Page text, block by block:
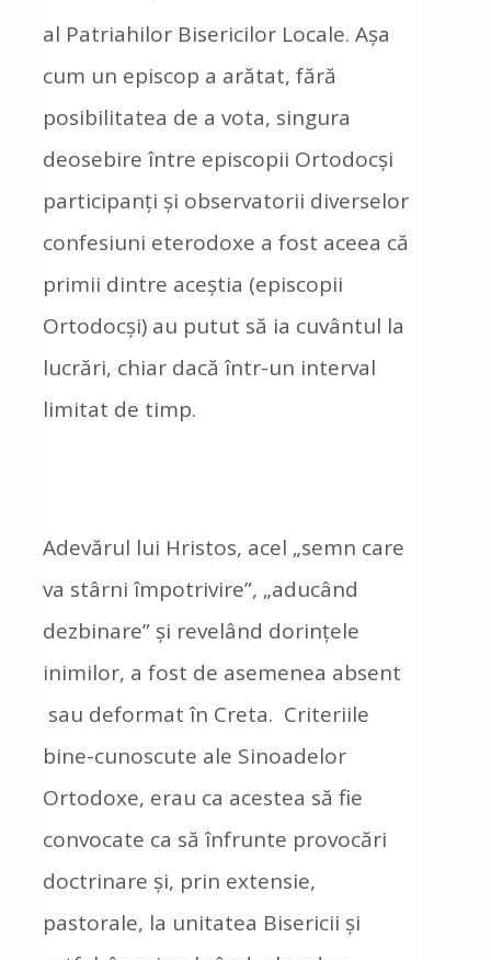
al Patriahilor Bisericilor Locale. Așa
cum un episcop a arătat, fără
posibilitatea de a vota, singura
deosebire între episcopii Ortodocși
participanți și observatorii diverselor
confesiuni eterodoxe a fost aceea că
primii dintre aceștia (episcopii
Ortodocși) au putut să ia cuvântul la
lucrări, chiar dacă într-un interval
limitat de timp.
Adevărul lui Hristos, acel „semn care
va stârni împotrivire”, „aducând
dezbinare” și revelând dorințele
inimilor, a fost de asemenea absent
sau deformat în Creta. Criteriile
bine-cunoscute ale Sinoadelor
Ortodoxe, erau ca acestea să fie
convocate ca să înfrunte provocări
doctrinare și, prin extensie,
pastorale, la unitatea Bisericii și